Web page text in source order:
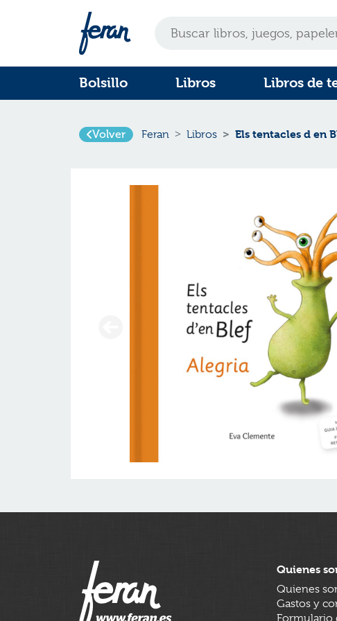
Bolsillo Libros Libros de
Volver Feran Libros Els tentacles d en
Quienes
Quienes
Gastos y
Formulario